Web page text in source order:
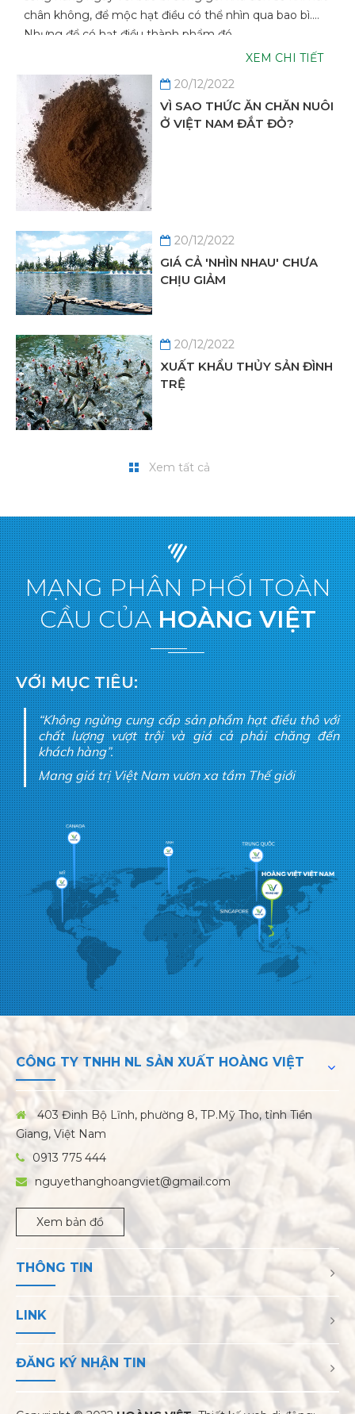
chân không, để mộc hạt điều có thể nhìn qua bao bì.
Nhưng để có hạt điều thành phẩm đó ...
XEM CHI TIẾT
ngoài, còn chăn nuôi nhỏ lẻ trong nước ngày càng teo
tóp.
XEM CHI TIẾT
20/12/2022
VÌ SAO THỨC ĂN CHĂN NUÔI
Ở VIỆT NAM ĐẮT ĐỎ?
20/12/2022
GIÁ CẢ 'NHÌN NHAU' CHƯA
CHỊU GIẢM
20/12/2022
XUẤT KHẨU THỦY SẢN ĐÌNH
TRỆ
Xem tất cả
MẠNG PHÂN PHỐI TOÀN
CẦU CỦAHOÀNG VIỆT
VỚI MỤC TIÊU:
“Không ngừng cung cấp sản phẩm hạt điều thô với
chất lượng vượt trội và giá cả phải chăng đến
khách hàng”.
Mang giá trị Việt Nam vươn xa tầm Thế giới
CÔNG TY TNHH NL SẢN XUẤT HOÀNG VIỆT
403 Đinh Bộ Lĩnh, phường 8, TP.Mỹ Tho, tỉnh Tiền
Giang, Việt Nam
0913 775 444
nguyethanghoangviet@gmail.com
Xem bản đồ
THÔNG TIN
LINK
ĐĂNG KÝ NHẬN TIN